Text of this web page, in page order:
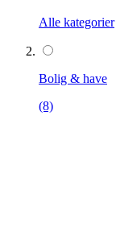
Alle kategorier
Bolig & have
(8)